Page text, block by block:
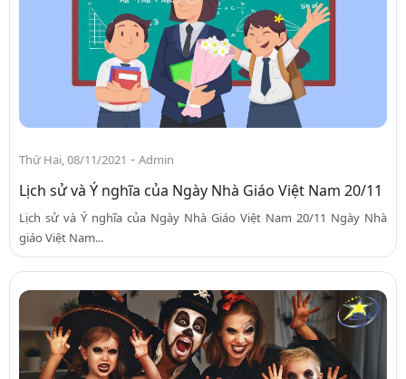
Thứ Hai, 08/11/2021 - Admin
Lịch sử và Ý nghĩa của Ngày Nhà Giáo Việt Nam 20/11
Lịch sử và Ý nghĩa của Ngày Nhà Giáo Việt Nam 20/11 Ngày Nhà
giáo Việt Nam...